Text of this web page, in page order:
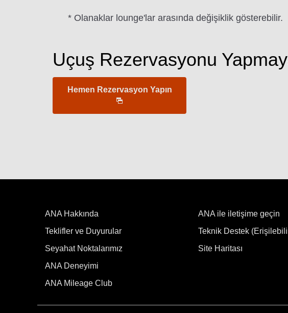
* Olanaklar lounge'lar arasında değişiklik gösterebilir.
Uçuş Rezervasyonu
Hemen Rezervasyon Yapın
ANA Hakkında
Teklifler ve Duyurular
Seyahat Noktalarımız
ANA Deneyimi
ANA Mileage Club
ANA ile iletişime geçin
Teknik Destek
Site Haritası